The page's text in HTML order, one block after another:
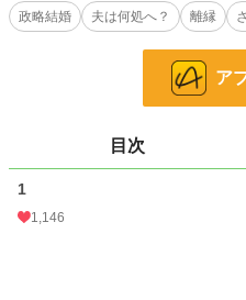
4,521 位 / 66,399 件
120 pt
文字数
政略結婚
夫は何処へ？ 離縁
ア
目次
1
1,146